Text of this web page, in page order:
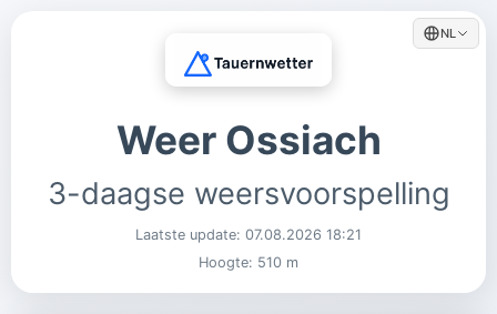
NL
Weer Ossiach
3-daagse weersvoorspelling
Laatste update: 07.08.2026 18:21
Hoogte: 510 m